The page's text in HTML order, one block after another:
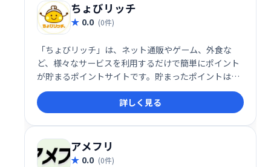
ちょびリッチ
0.0 (0件)
「ちょびリッチ」は、ネット通販やゲーム、外食な
ど、様々なサービスを利用するだけで簡単にポイント
が貯まるポイントサイトです。貯まったポイントは、
現金やギフト券に交換可能。日々の生活をもっとお得
に、楽しくするお手伝いをします。手軽にポイントを
貯めて、賢く節約しませんか？
詳しく見る
アメフリ
0.0 (0件)